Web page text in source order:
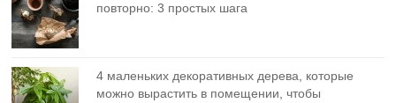
повторно: 3 простых шага
4 маленьких декоративных дерева, которые
можно вырастить в помещении, чтобы